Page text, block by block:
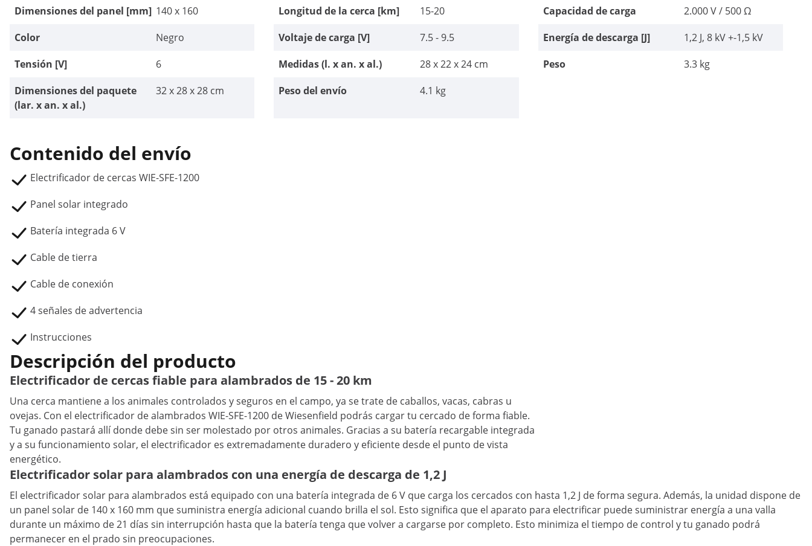
Dimensiones del panel [mm] 140 x 160 Longitud de la cerca [km] 15-20 Capacidad de carga
2.000 V / 500 Ω
Color
Negro Voltaje de carga [V] 7.5 - 9.5 Energía de descarga [J]
1,2 J, 8 kV +-1,5 kV
Tensión [V]
6 Medidas (l. x an. x al.) 28 x 22 x 24 cm Peso
3.3 kg
Dimensiones del paquete
(lar. x an. x al.)
32 x 28 x 28 cm Peso del envío 4.1 kg
Contenido del envío
Electrificador de cercas WIE-SFE-1200
Panel solar integrado
Batería integrada 6 V
Cable de tierra
Cable de conexión
4 señales de advertencia
Instrucciones
Descripción del producto
Electrificador de cercas fiable para alambrados de 15 - 20 km
Una cerca mantiene a los animales controlados y seguros en el campo, ya se trate de caballos, vacas, cabras u
ovejas. Con el electrificador de alambrados WIE-SFE-1200 de Wiesenfield podrás cargar tu cercado de forma fiable.
Tu ganado pastará allí donde debe sin ser molestado por otros animales. Gracias a su batería recargable integrada
y a su funcionamiento solar, el electrificador es extremadamente duradero y eficiente desde el punto de vista
energético.
Electrificador solar para alambrados con una energía de descarga de 1,2 J
El electrificador solar para alambrados está equipado con una batería integrada de 6 V que carga los cercados con hasta 1,2 J de forma segura. Además, la unidad dispone de
un panel solar de 140 x 160 mm que suministra energía adicional cuando brilla el sol. Esto significa que el aparato para electrificar puede suministrar energía a una valla
durante un máximo de 21 días sin interrupción hasta que la batería tenga que volver a cargarse por completo. Esto minimiza el tiempo de control y tu ganado podrá
permanecer en el prado sin preocupaciones.